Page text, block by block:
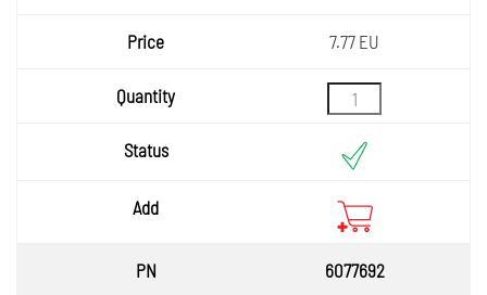
7.77 EU
6077692